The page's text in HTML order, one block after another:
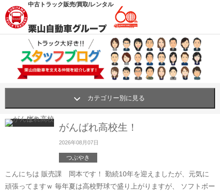
中古トラック販売/買取/レンタル
カテゴリー別に見る
栗山自動車の職人・挑戦
買い物・おすすめ・グッズ(341)
笑顔プロジェクト(42)
社内行事・研修(311)
がんばれ高校生！
2026年08月07日
つぶやき
こんにちは 販売課 岡本です！ 勤続10年を迎えましたが、元気に
頑張ってますｗ 毎年夏は高校野球で盛り上がりますが、 ソフトボー